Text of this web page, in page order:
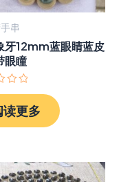
串
牙12mm蓝眼睛蓝皮
眼瞳
读更多